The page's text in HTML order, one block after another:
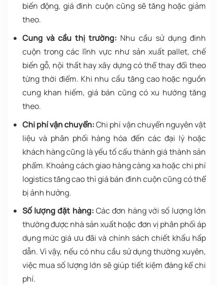
biến động, giá đinh cuộn cũng sẽ tăng hoặc giảm
theo.
Cung và cầu thị trường: Nhu cầu sử dụng đinh
cuộn trong các lĩnh vực như sản xuất pallet, chế
biến gỗ, nội thất hay xây dựng có thể thay đổi theo
từng thời điểm. Khi nhu cầu tăng cao hoặc nguồn
cung khan hiếm, giá bán cũng có xu hướng tăng
theo.
Chi phí vận chuyển:Chi phí vận chuyển nguyên vật
liệu và phân phối hàng hóa đến các đại lý hoặc
khách hàng cũng là yếu tố cấu thành giá thành sản
phẩm. Khoảng cách giao hàng càng xa hoặc chi phí
logistics tăng cao thì giá bán đinh cuộn cũng có thể
bị ảnh hưởng.
Số lượng đặt hàng: Các đơn hàng với số lượng lớn
thường được nhà sản xuất hoặc đơn vị phân phối áp
dụng mức giá ưu đãi và chính sách chiết khấu hấp
dẫn. Vì vậy, nếu có nhu cầu sử dụng thường xuyên,
việc mua số lượng lớn sẽ giúp tiết kiệm đáng kể chi
phí.